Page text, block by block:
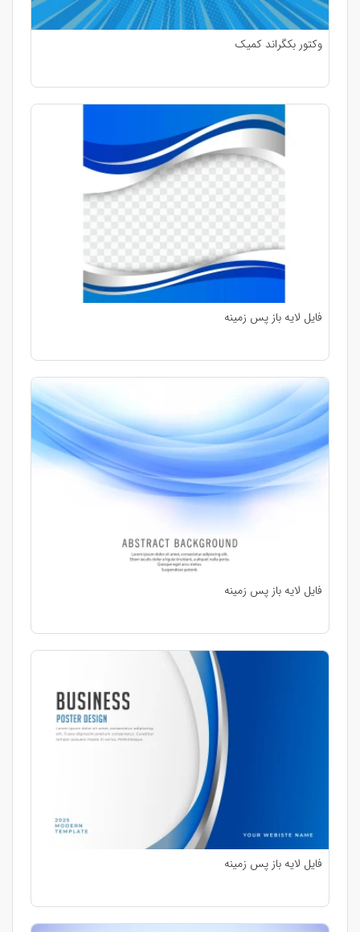
وکتور بکگراند کمیک
فایل لایه باز پس زمینه
فایل لایه باز پس زمینه
فایل لایه باز پس زمینه